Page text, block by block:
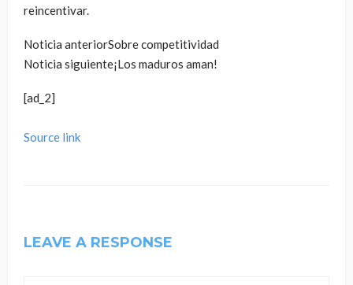
reincentivar.
Noticia anteriorSobre competitividad
Noticia siguiente¡Los maduros aman!
[ad_2]
Source link
LEAVE A RESPONSE